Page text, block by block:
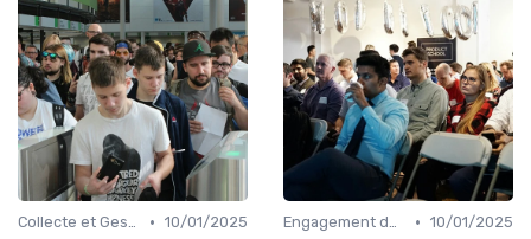
Collecte et Gestion des Leads • 10/01/2025
Engagement des Visiteurs et Présentation de Produits • 10/01/2025